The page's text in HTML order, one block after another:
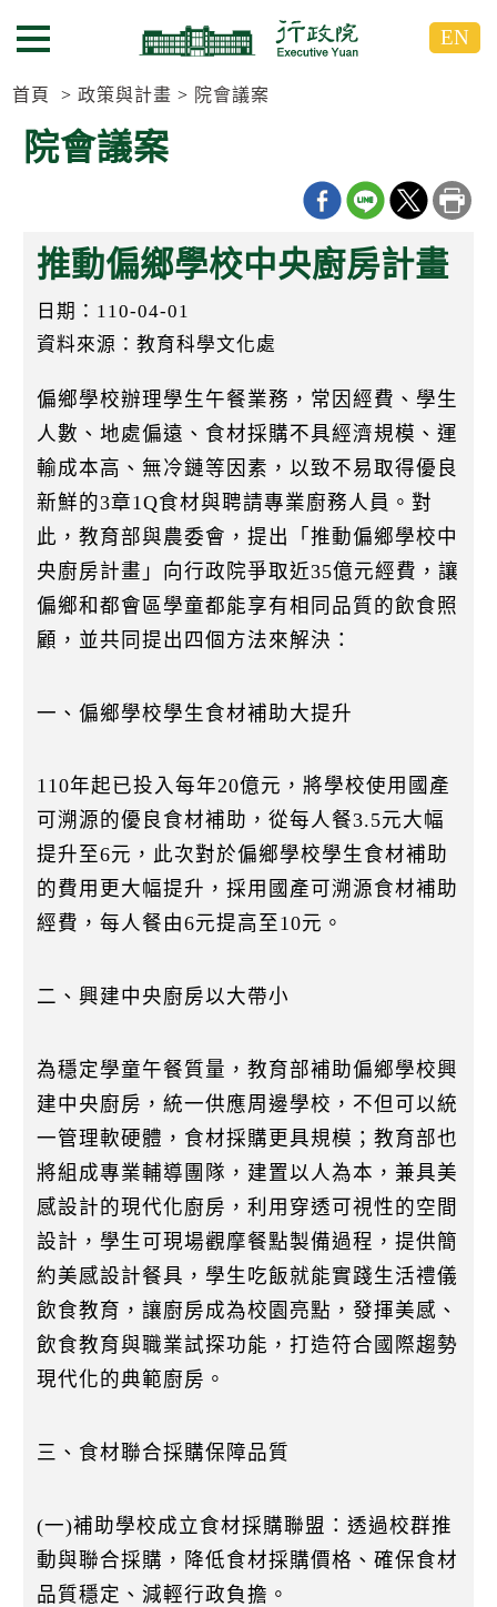
到
要
到
要
選單按鈕 EN
首頁 政策與計畫 院會議案
院會議案
推動偏鄉學校中央廚房計畫
日期：110-04-01
資料來源：教育科學文化處
偏鄉學校辦理學生午餐業務，常因經費、學生
人數、地處偏遠、食材採購不具經濟規模、運
輸成本高、無冷鏈等因素，以致不易取得優良
新鮮的3章1Q食材與聘請專業廚務人員。對
此，教育部與農委會，提出「推動偏鄉學校中
央廚房計畫」向行政院爭取近35億元經費，讓
偏鄉和都會區學童都能享有相同品質的飲食照
顧，並共同提出四個方法來解決：
一、偏鄉學校學生食材補助大提升
110年起已投入每年20億元，將學校使用國產
可溯源的優良食材補助，從每人餐3.5元大幅
提升至6元，此次對於偏鄉學校學生食材補助
的費用更大幅提升，採用國產可溯源食材補助
經費，每人餐由6元提高至10元。
二、興建中央廚房以大帶小
為穩定學童午餐質量，教育部補助偏鄉學校興
建中央廚房，統一供應周邊學校，不但可以統
一管理軟硬體，食材採購更具規模；教育部也
將組成專業輔導團隊，建置以人為本，兼具美
感設計的現代化廚房，利用穿透可視性的空間
設計，學生可現場觀摩餐點製備過程，提供簡
約美感設計餐具，學生吃飯就能實踐生活禮儀
飲食教育，讓廚房成為校園亮點，發揮美感、
飲食教育與職業試探功能，打造符合國際趨勢
現代化的典範廚房。
三、食材聯合採購保障品質
(一)補助學校成立食材採購聯盟：透過校群推
動與聯合採購，降低食材採購價格、確保食材
品質穩定、減輕行政負擔。